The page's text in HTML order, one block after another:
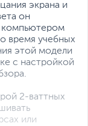
экрана и
он
компьютером
время учебных
этой модели
с настройкой
2-ваттных
или